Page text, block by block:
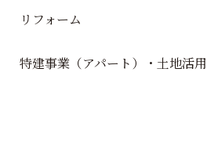
リフォーム
特建事業（アパート）・土地活用